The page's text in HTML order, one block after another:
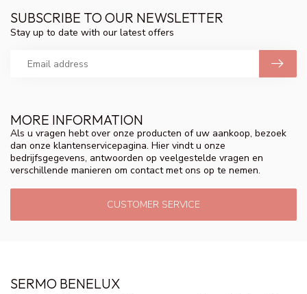
MORE INFORMATION
Als u vragen hebt over onze producten of uw aankoop, bezoek
dan onze klantenservicepagina. Hier vindt u onze
bedrijfsgegevens, antwoorden op veelgestelde vragen en
verschillende manieren om contact met ons op te nemen.
CUSTOMER SERVICE
SUBSCRIBE TO OUR NEWSLETTER
Stay up to date with our latest offers
SERMO BENELUX